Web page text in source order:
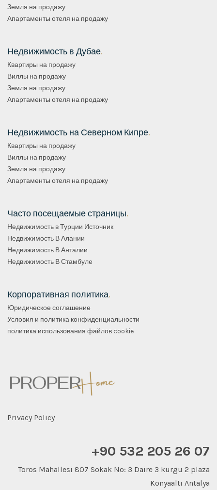
Земля на продажу
Апартаменты отеля на продажу
Недвижимость в Дубае.
Квартиры на продажу
Виллы на продажу
Земля на продажу
Апартаменты отеля на продажу
Недвижимость на Северном Кипре.
Квартиры на продажу
Виллы на продажу
Земля на продажу
Апартаменты отеля на продажу
Часто посещаемые страницы.
Недвижимость в Турции Источник
Недвижимость В Алании
Недвижимость В Анталии
Недвижимость В Стамбуле
Корпоративная политика.
Юридическое соглашение
Условия и политика конфиденциальности
политика использования файлов cookie
Privacy Policy
+90 532 205 26 07
Toros Mahallesi 807 Sokak No: 3 Daire 3 kurgu 2 plaza
Konyaaltı Antalya